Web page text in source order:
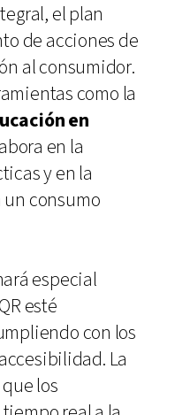
el plan
de acciones de
al consumidor.
como la
en
en la
y en la
consumo
especial
esté
con los
La
los